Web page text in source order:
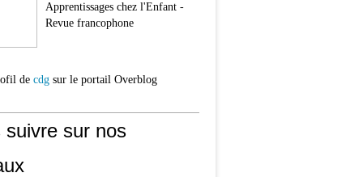
Apprentissages chez l'Enfant -
Revue francophone
de cdg sur le portail Overblog
suivre sur nos